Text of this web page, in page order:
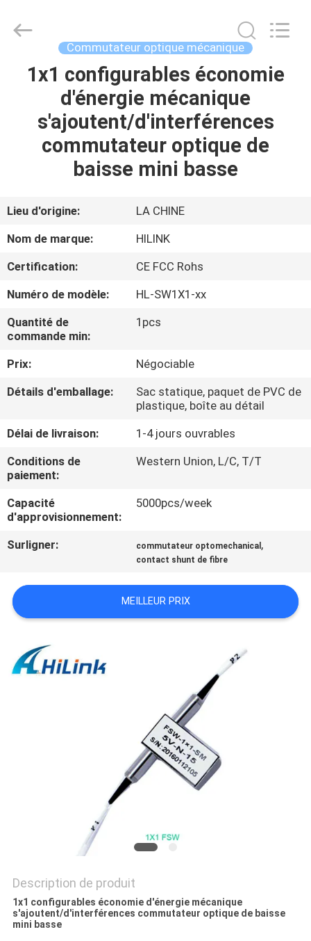
MAISON
PRODUITS
À
PROPOS
DE
VISITE
L'USINE
DE
LA
QUALITÉ
CONTACTER
NOUVELLES
LES
AFFAIRES
POLITIQUE
DE
CONFIDENTIALITÉ
HiLink
Technology
Reserved.
Commutateur optique mécanique
1x1 configurables économie
d'énergie mécanique
s'ajoutent/d'interférences
commutateur optique de
baisse mini basse
Lieu d'origine:
LA CHINE
Nom de marque:
HILINK
Certification:
CE FCC Rohs
Numéro de modèle:
HL-SW1X1-xx
Quantité de
commande min:
1pcs
Prix:
Négociable
Détails d'emballage:
Sac statique, paquet de PVC de
plastique, boîte au détail
Délai de livraison:
1-4 jours ouvrables
Conditions de
paiement:
Western Union, L/C, T/T
Capacité
d'approvisionnement:
5000pcs/week
Surligner: commutateur optomechanical ,
contact shunt de fibre
MEILLEUR PRIX
Description de produit
1x1 configurables économie d'énergie mécanique
s'ajoutent/d'interférences commutateur optique de baisse
mini basse